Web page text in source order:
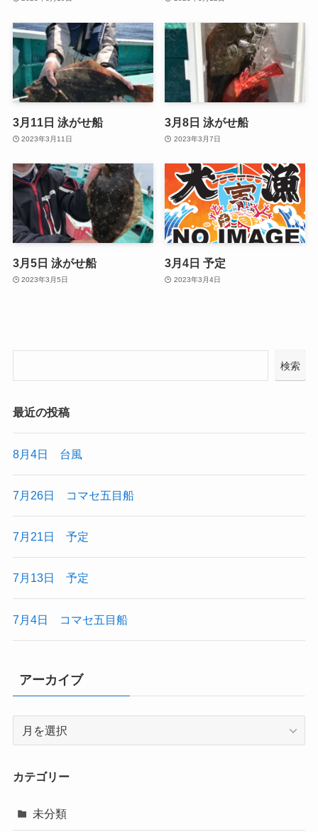
3月11日 泳がせ船
2023年3月11日
3月8日 泳がせ船
2023年3月7日
3月5日 泳がせ船
2023年3月5日
3月4日 予定
2023年3月4日
検索
最近の投稿
8月4日 台風
7月26日 コマセ五目船
7月21日 予定
7月13日 予定
7月4日 コマセ五目船
アーカイブ
イ
カテゴリー
未分類